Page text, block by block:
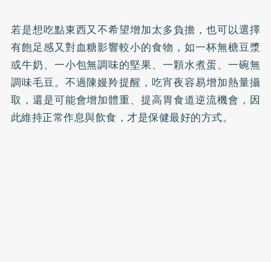
若是想吃點東西又不希望增加太多負擔，也可以選擇
有飽足感又對血糖影響較小的食物，如一杯無榶豆漿
或牛奶、一小包無調味的堅果、一顆水煮蛋、一碗無
調味毛豆。不過陳嫚羚提醒，吃宵夜容易增加熱量攝
取，還是可能會增加體重、提高胃食道逆流機會，因
此維持正常作息與飲食，才是保健最好的方式。